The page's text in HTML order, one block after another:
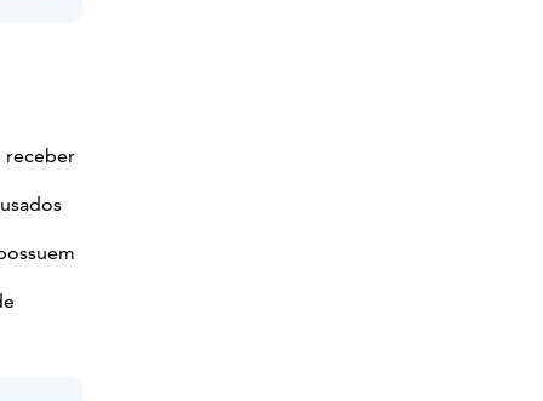
receber